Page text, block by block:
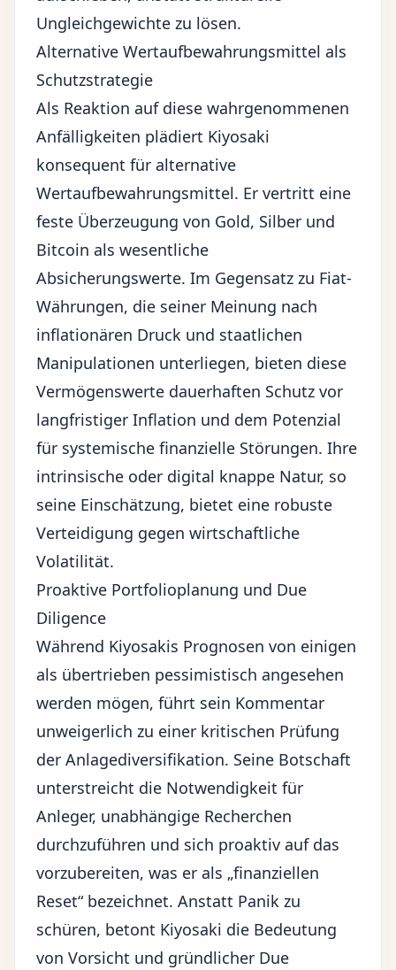
Ungleichgewichte zu lösen.
Alternative Wertaufbewahrungsmittel als
Schutzstrategie
Als Reaktion auf diese wahrgenommenen
Anfälligkeiten plädiert Kiyosaki
konsequent für alternative
Wertaufbewahrungsmittel. Er vertritt eine
feste Überzeugung von Gold, Silber und
Bitcoin als wesentliche
Absicherungswerte. Im Gegensatz zu Fiat-
Währungen, die seiner Meinung nach
inflationären Druck und staatlichen
Manipulationen unterliegen, bieten diese
Vermögenswerte dauerhaften Schutz vor
langfristiger Inflation und dem Potenzial
für systemische finanzielle Störungen. Ihre
intrinsische oder digital knappe Natur, so
seine Einschätzung, bietet eine robuste
Verteidigung gegen wirtschaftliche
Volatilität.
Proaktive Portfolioplanung und Due
Diligence
Während Kiyosakis Prognosen von einigen
als übertrieben pessimistisch angesehen
werden mögen, führt sein Kommentar
unweigerlich zu einer kritischen Prüfung
der Anlagediversifikation. Seine Botschaft
unterstreicht die Notwendigkeit für
Anleger, unabhängige Recherchen
durchzuführen und sich proaktiv auf das
vorzubereiten, was er als „finanziellen
Reset“ bezeichnet. Anstatt Panik zu
schüren, betont Kiyosaki die Bedeutung
von Vorsicht und gründlicher Due